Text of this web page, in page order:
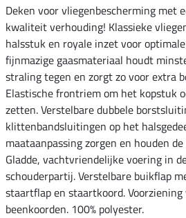
Deken voor vliegenbescherming met
kwaliteit verhouding! Klassieke
halsstuk en royale inzet voor
fijnmazige gaasmateriaal houdt
straling tegen en zorgt zo voor extra
Elastische frontriem om het kopstuk
zetten. Verstelbare dubbele
klittenbandsluitingen op het
maataanpassing zorgen en houden
Gladde, vachtvriendelijke voering in
schouderpartij. Verstelbare buikflap
staartflap en staartkoord.
beenkoorden. 100% polyester.